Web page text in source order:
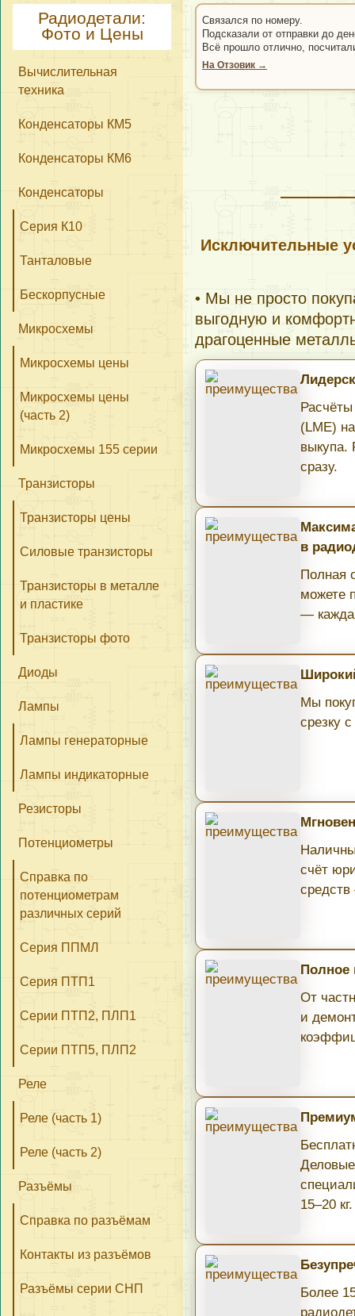
Связался по номеру.
Подсказали от отправки до
Всё прошло отлично,
На Отзовик →
Исключительные
• Мы не просто
выгодную и
драгоценные
(LME)
выкупа.
сразу.
в
Полная
можете
—
Мы
срезку
счёт
От
и
15–20 кг.
Более
Радиодетали:
Фото и Цены
Вычислительная
техника
Конденсаторы КМ5
Конденсаторы КМ6
Конденсаторы
Серия К10
Танталовые
Бескорпусные
Микросхемы
Микросхемы цены
Микросхемы цены
(часть 2)
Микросхемы 155 серии
Транзисторы
Транзисторы цены
Силовые транзисторы
Транзисторы в металле
и пластике
Транзисторы фото
Диоды
Лампы
Лампы генераторные
Лампы индикаторные
Резисторы
Потенциометры
Справка по
потенциометрам
различных серий
Серия ППМЛ
Серия ПТП1
Серии ПТП2, ПЛП1
Серии ПТП5, ПЛП2
Реле
Реле (часть 1)
Реле (часть 2)
Разъёмы
Справка по разъёмам
Контакты из разъёмов
Разъёмы серии СНП